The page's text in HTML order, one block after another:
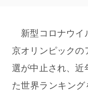
新型コロナウイ
京オリンピックの
選が中止され、近
た世界ランキン